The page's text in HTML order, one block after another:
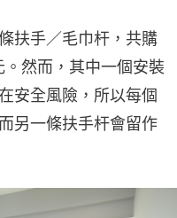
扶手／毛巾杆，共購
然而，其中一個安裝
安全風險，所以每個
另一條扶手杆會留作